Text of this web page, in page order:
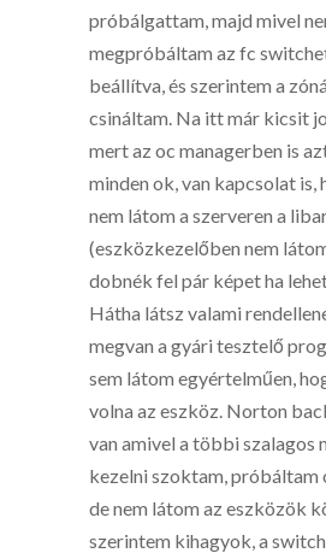
próbálgattam, majd mivel
megpróbáltam az fc
beállítva, és szerintem a
csináltam. Na itt már kicsit
mert az oc managerben is
minden ok, van kapcsolat is,
nem látom a szerveren a
(eszközkezelőben nem
dobnék fel pár képet ha
Hátha látsz valami
megvan a gyári tesztelő
sem látom egyértelműen,
volna az eszköz. Norton
van amivel a többi szalagos
kezelni szoktam, próbáltam
de nem látom az eszközök
szerintem kihagyok, a